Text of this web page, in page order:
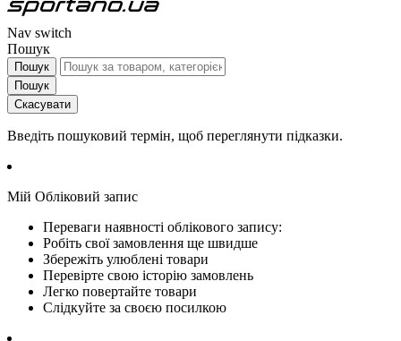
Nav switch
Пошук
Пошук
Пошук
Скасувати
Введіть пошуковий термін, щоб переглянути підказки.
Мій Обліковий запис
Переваги наявності облікового запису:
Робіть свої замовлення ще швидше
Збережіть улюблені товари
Перевірте свою історію замовлень
Легко повертайте товари
Слідкуйте за своєю посилкою